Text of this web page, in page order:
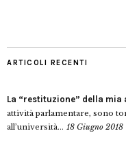
ARTICOLI RECENTI
La “restituzione” della
attività parlamentare, sono
all’università... 18 Giugno 2018